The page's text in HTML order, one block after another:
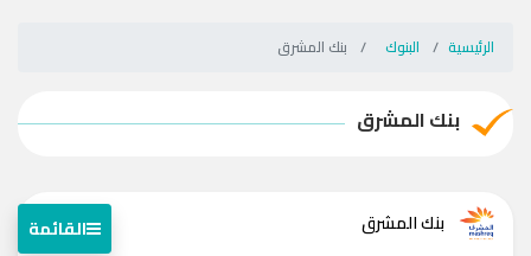
الرئيسية البنوك بنك المشرق
بنك المشرق
بنك المشرق القائمة